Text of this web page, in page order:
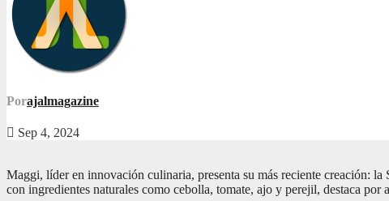
Porajalmagazine
Sep 4, 2024
Maggi, líder en innovación culinaria, presenta su más reciente creación:
con ingredientes naturales como cebolla, tomate, ajo y perejil, destaca por